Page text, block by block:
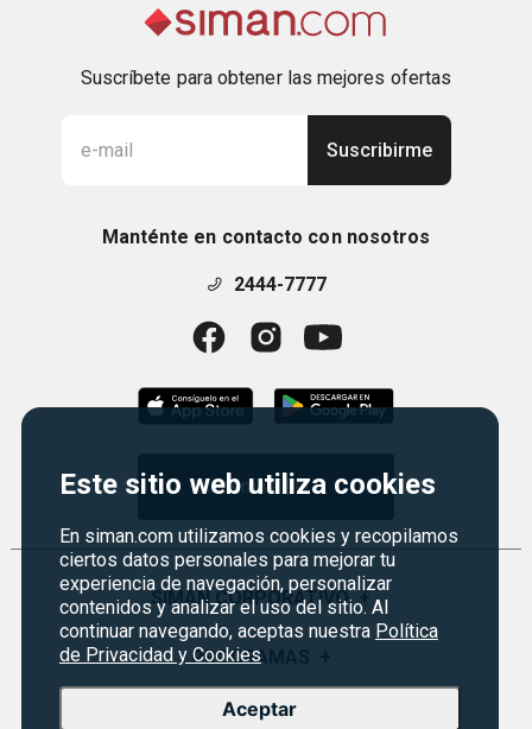
Este sitio web utiliza cookies
En siman.com utilizamos cookies y recopilamos
ciertos datos personales para mejorar tu
experiencia de navegación, personalizar
contenidos y analizar el uso del sitio. Al
continuar navegando, aceptas nuestra Política
de Privacidad y Cookies
Aceptar
Suscríbete para obtener las mejores ofertas
Suscribirme
Manténte en contacto con nosotros
2444-7777
Guatemala | Q
SIMAN CORPORATIVO +
Quiénes Somos
Visión y Misión
PROGRAMAS
Monedero
SERVICIO AL CLIENTE